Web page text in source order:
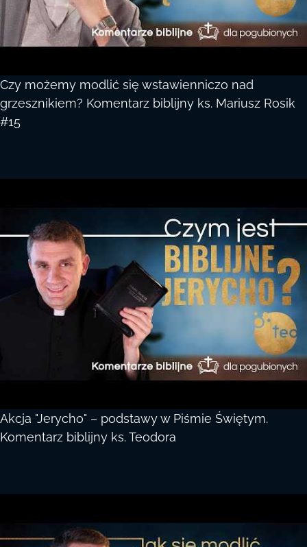
Czy możemy modlić się wstawienniczo nad
grzesznikiem? Komentarz biblijny ks. Mariusz Rosik
#15
Akcja "Jerycho" – podstawy w Piśmie Świętym.
Komentarz biblijny ks. Teodora